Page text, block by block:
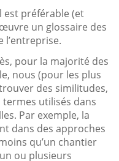
est préférable (et
un glossaire des
l’entreprise.
pour la majorité des
nous (pour les plus
des similitudes,
termes utilisés dans
Par exemple, la
dans des approches
qu’un chantier
ou plusieurs